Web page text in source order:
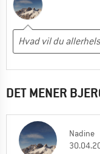
DET MENER
Nadine